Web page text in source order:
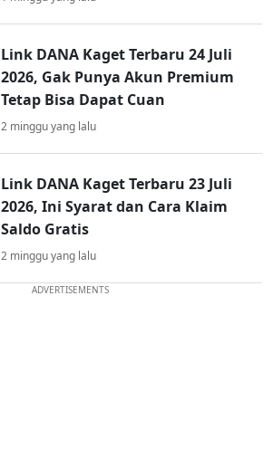
Link DANA Kaget Terbaru 24 Juli
2026, Gak Punya Akun Premium
Tetap Bisa Dapat Cuan
2 minggu yang lalu
Link DANA Kaget Terbaru 23 Juli
2026, Ini Syarat dan Cara Klaim
Saldo Gratis
2 minggu yang lalu
ADVERTISEMENTS